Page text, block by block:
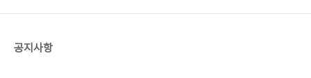
지로 하는 걸 지나치게 열심히 하는 것 같아요. 쓴 것
공지사항